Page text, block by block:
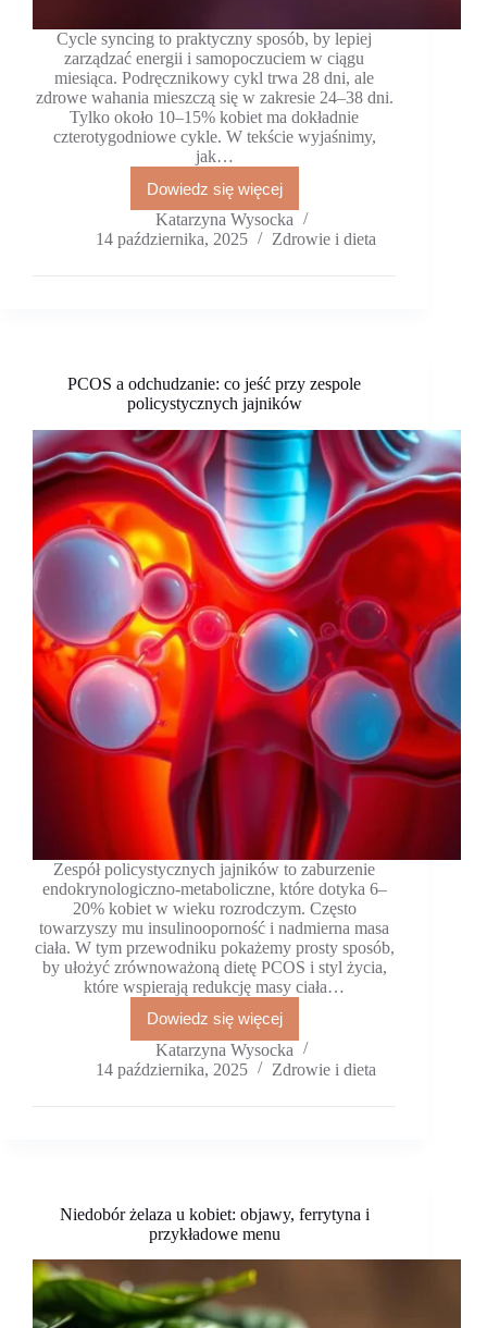
Cycle syncing to praktyczny sposób, by lepiej
zarządzać energii i samopoczuciem w ciągu
miesiąca. Podręcznikowy cykl trwa 28 dni, ale
zdrowe wahania mieszczą się w zakresie 24–38 dni.
Tylko około 10–15% kobiet ma dokładnie
czterotygodniowe cykle. W tekście wyjaśnimy,
jak…
Dowiedz się więcej
Cycle
syncing:
dopasuj
jedzenie
trening
Katarzyna Wysocka
14 października, 2025
Zdrowie i dieta
PCOS a odchudzanie: co jeść przy zespole
policystycznych jajników
Zespół policystycznych jajników to zaburzenie
endokrynologiczno‑metaboliczne, które dotyka 6–
20% kobiet w wieku rozrodczym. Często
towarzyszy mu insulinooporność i nadmierna masa
ciała. W tym przewodniku pokażemy prosty sposób,
by ułożyć zrównoważoną dietę PCOS i styl życia,
które wspierają redukcję masy ciała…
Dowiedz się więcej
PCOS
a
odchudzanie:
co
przy
Katarzyna Wysocka
14 października, 2025
Zdrowie i dieta
Niedobór żelaza u kobiet: objawy, ferrytyna i
przykładowe menu